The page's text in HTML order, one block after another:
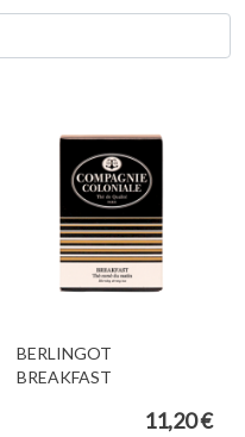
BERLINGOT
BREAKFAST
11,20 €